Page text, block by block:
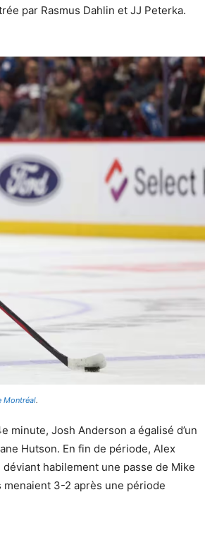
par Rasmus Dahlin et JJ Peterka.
Montréal.
minute, Josh Anderson a égalisé d’un
Hutson. En fin de période, Alex
habilement une passe de Mike
menaient 3-2 après une période